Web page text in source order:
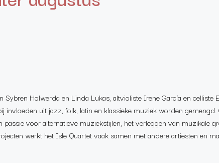
Holwerda en Linda Lukas, altvioliste Irene García en celliste
invloeden uit jazz, folk, latin en klassieke muziek worden
voor alternatieve muziekstijlen, het verleggen van muzikale
werkt het Isle Quartet vaak samen met andere artiesten en